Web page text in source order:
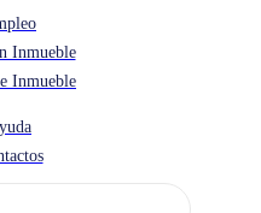
Inmueble
Inmueble